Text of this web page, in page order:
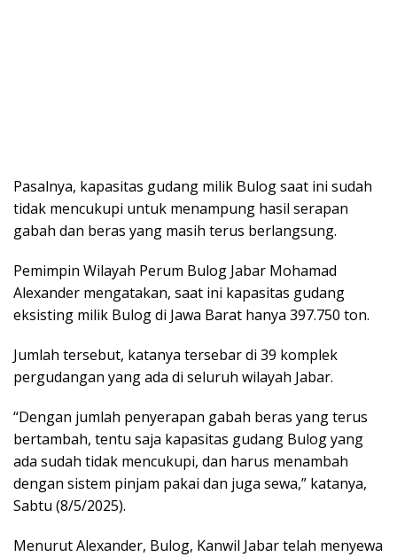
Pasalnya, kapasitas gudang milik Bulog saat ini sudah
tidak mencukupi untuk menampung hasil serapan
gabah dan beras yang masih terus berlangsung.
Pemimpin Wilayah Perum Bulog Jabar Mohamad
Alexander mengatakan, saat ini kapasitas gudang
eksisting milik Bulog di Jawa Barat hanya 397.750 ton.
Jumlah tersebut, katanya tersebar di 39 komplek
pergudangan yang ada di seluruh wilayah Jabar.
“Dengan jumlah penyerapan gabah beras yang terus
bertambah, tentu saja kapasitas gudang Bulog yang
ada sudah tidak mencukupi, dan harus menambah
dengan sistem pinjam pakai dan juga sewa,” katanya,
Sabtu (8/5/2025).
Menurut Alexander, Bulog, Kanwil Jabar telah menyewa